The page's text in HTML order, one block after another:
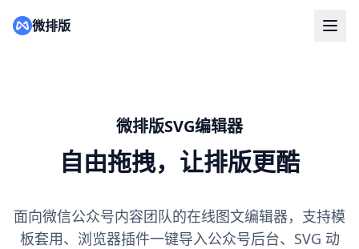
微排版
微排版SVG编辑器
自由拖拽，让排版更酷
面向微信公众号内容团队的在线图文编辑器，支持模
板套用、浏览器插件一键导入公众号后台、SVG 动